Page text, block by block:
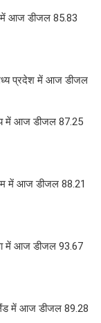
में आज डीजल 85.83
प्रदेश में आज डीजल
में आज डीजल 87.25
में आज डीजल 88.21
में आज डीजल 93.67
में आज डीजल 89.28